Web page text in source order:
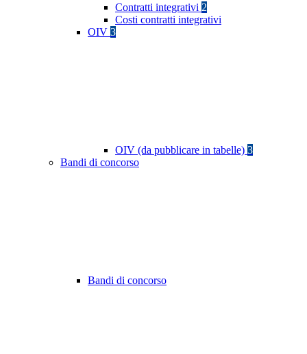
Contratti integrativi 2
Costi contratti integrativi
OIV 3
OIV (da pubblicare in tabelle) 3
Bandi di concorso
Bandi di concorso